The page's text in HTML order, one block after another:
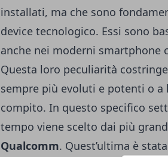
installati, ma che sono
device tecnologico. Essi sono
anche nei moderni smartphone
Questa loro peculiarità
sempre più evoluti e potenti o
compito. In questo specifico
tempo viene scelto dai più
Qualcomm. Quest’ultima è